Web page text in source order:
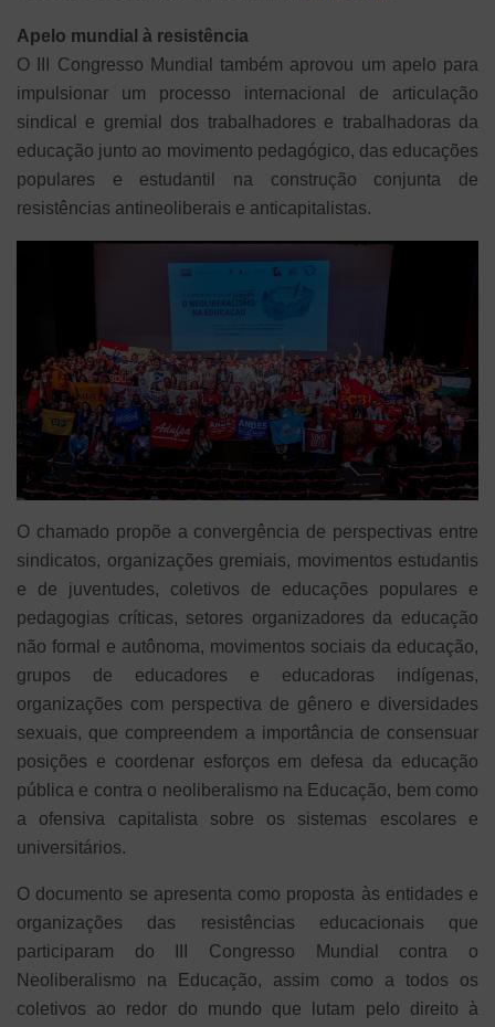
Apelo mundial à resistência
O III Congresso Mundial também aprovou um apelo para
impulsionar um processo internacional de articulação
sindical e gremial dos trabalhadores e trabalhadoras da
educação junto ao movimento pedagógico, das educações
populares e estudantil na construção conjunta de
resistências antineoliberais e anticapitalistas.
O chamado propõe a convergência de perspectivas entre
sindicatos, organizações gremiais, movimentos estudantis
e de juventudes, coletivos de educações populares e
pedagogias críticas, setores organizadores da educação
não formal e autônoma, movimentos sociais da educação,
grupos de educadores e educadoras indígenas,
organizações com perspectiva de gênero e diversidades
sexuais, que compreendem a importância de consensuar
posições e coordenar esforços em defesa da educação
pública e contra o neoliberalismo na Educação, bem como
a ofensiva capitalista sobre os sistemas escolares e
universitários.
O documento se apresenta como proposta às entidades e
organizações das resistências educacionais que
participaram do III Congresso Mundial contra o
Neoliberalismo na Educação, assim como a todos os
coletivos ao redor do mundo que lutam pelo direito à